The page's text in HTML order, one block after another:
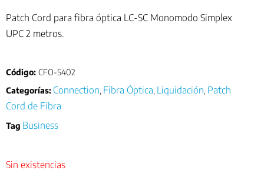
Patch Cord para fibra óptica LC-SC Monomodo Simplex
UPC 2 metros.
Código: CFO-5402
Categorías: Connection Fibra Óptica Liquidación Patch
Cord de Fibra
Tag Business
Sin existencias